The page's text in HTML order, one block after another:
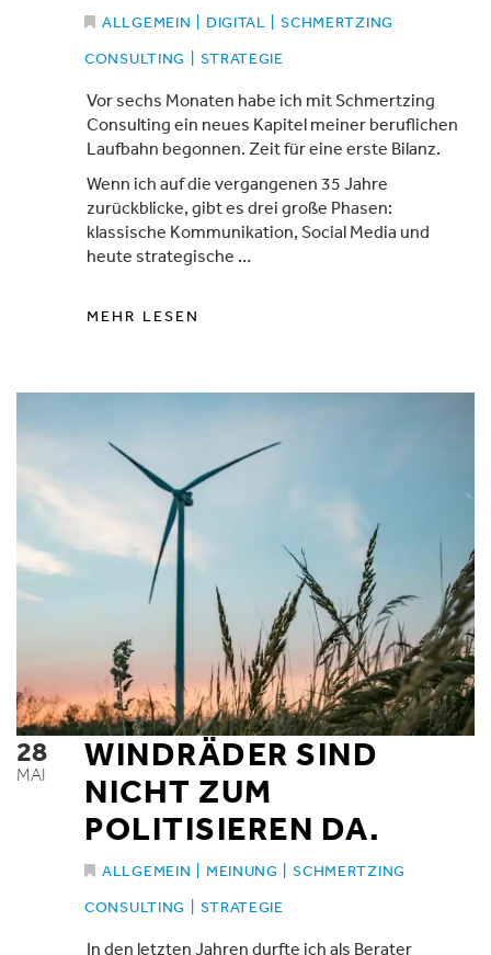
ALLGEMEIN DIGITAL |SCHMERTZING
CONSULTING
STRATEGIE
Vor sechs Monaten habe ich mit Schmertzing
Consulting ein neues Kapitel meiner beruflichen
Laufbahn begonnen. Zeit für eine erste Bilanz.
Wenn ich auf die vergangenen 35 Jahre
zurückblicke, gibt es drei große Phasen:
klassische Kommunikation, Social Media und
heute strategische …
MEHR LESEN
28
MAI
WINDRÄDER SIND
NICHT ZUM
POLITISIEREN DA.
ALLGEMEIN MEINUNG |SCHMERTZING
CONSULTING
STRATEGIE
In den letzten Jahren durfte ich als Berater